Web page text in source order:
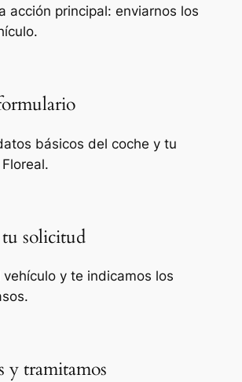
acción principal: enviarnos los
básicos del coche y tu
tu solicitud
vehículo y te indicamos los
y tramitamos